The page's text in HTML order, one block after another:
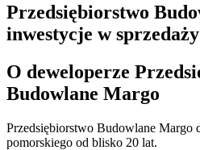
Przedsiębiorstwo
inwestycje w sprzedaży
O deweloperze
Budowlane Margo
Przedsiębiorstwo Budowlane Margo
pomorskiego od blisko 20 lat.